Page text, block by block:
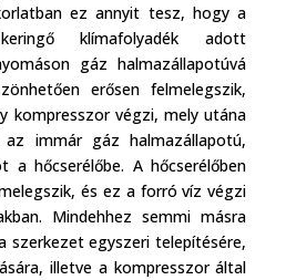
ez annyit tesz, hogy a
klímafolyadék adott
gáz halmazállapotúvá
erősen felmelegszik,
kompresszor végzi, mely utána
immár gáz halmazállapotú,
a hőcserélőbe. A hőcserélőben
és ez a forró víz végzi
Mindehhez semmi másra
szerkezet egyszeri telepítésére,
illetve a kompresszor által